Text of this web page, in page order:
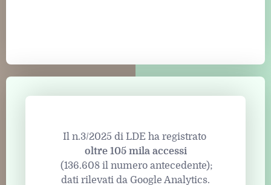
Il n.3/2025 di LDE ha registrato
oltre 105 mila accessi
(136.608 il numero antecedente);
dati rilevati da Google Analytics.